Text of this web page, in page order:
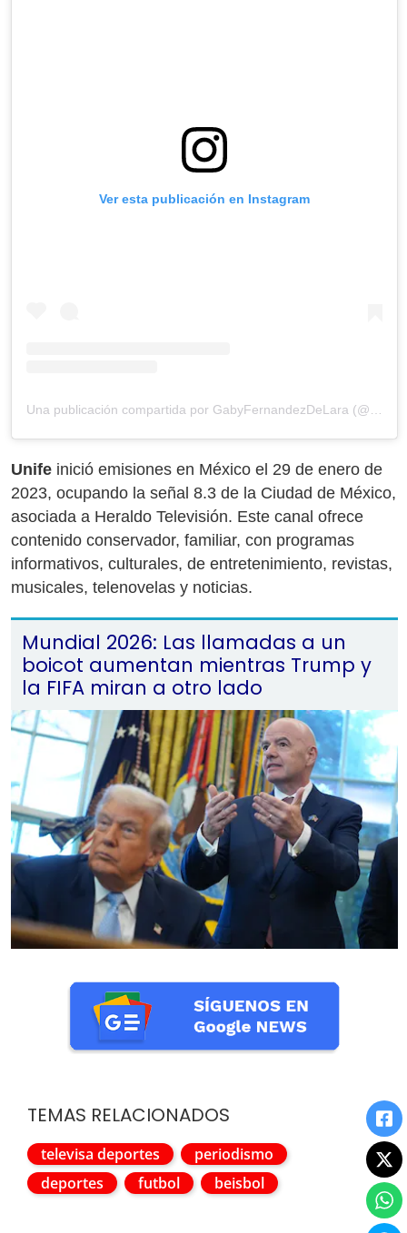
Ver esta publicación en Instagram
Una publicación compartida por GabyFernandezDeLara (@gabyfernandezdl)
Unife inició emisiones en México el 29 de enero de
2023, ocupando la señal 8.3 de la Ciudad de México,
asociada a Heraldo Televisión. Este canal ofrece
contenido conservador, familiar, con programas
informativos, culturales, de entretenimiento, revistas,
musicales, telenovelas y noticias.
Mundial 2026: Las llamadas a un
boicot aumentan mientras Trump y
la FIFA miran a otro lado
TEMAS RELACIONADOS
televisa deportes
periodismo
deportes
futbol beisbol